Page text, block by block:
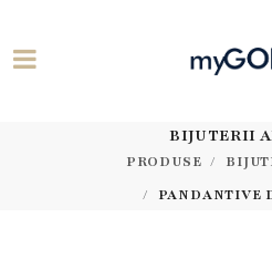
BIJUTERII
PRODUSE
PANDANTIVE